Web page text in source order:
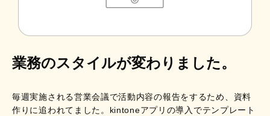
業務のスタイルが変わりました。
毎週実施される営業会議で活動内容の報告をするため、資料
作りに追われてました。kintoneアプリの導入でテンプレート